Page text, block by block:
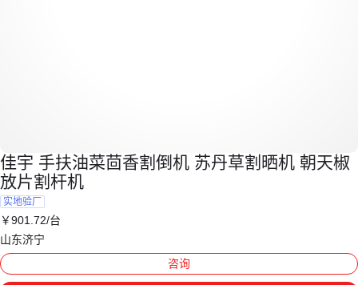
佳宇 手扶油菜茴香割倒机 苏丹草割晒机 朝天椒
放片割杆机
实地验厂
￥901 .72/台
山东济宁
咨询